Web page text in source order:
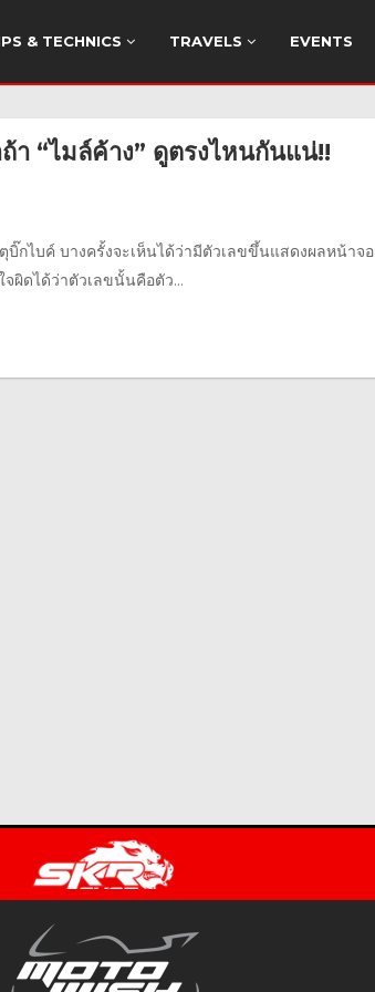
& TECHNICS TRAVELS EVENTS
า “ไมล์ค้าง” ดูตรงไหนกันแน่!!
บิ๊กไบค์ บางครั้งจะเห็นได้ว่ามีตัวเลขขึ้นแสดงผลหน้าจอ
จผิดได้ว่าตัวเลขนั้นคือตัว...